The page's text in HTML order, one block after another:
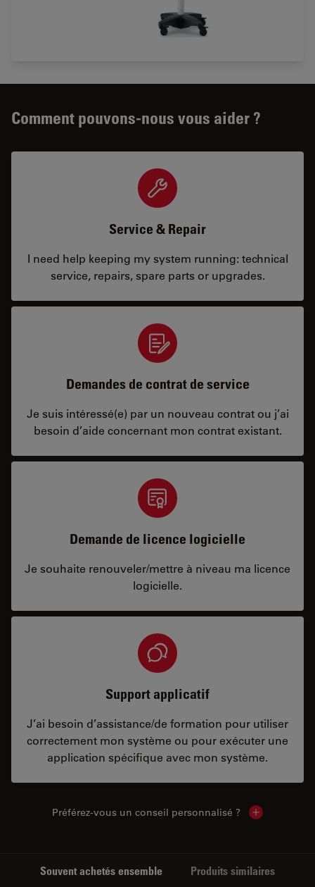
Comment pouvons-nous vous aider ?
Service & Repair
I need help keeping my system running: technical
service, repairs, spare parts or upgrades.
Demandes de contrat de service
Je suis intéressé(e) par un nouveau contrat ou j’ai
besoin d’aide concernant mon contrat existant.
Demande de licence logicielle
Je souhaite renouveler/mettre à niveau ma licence
logicielle.
Support applicatif
J’ai besoin d’assistance/de formation pour utiliser
correctement mon système ou pour exécuter une
application spécifique avec mon système.
Préférez-vous un conseil personnalisé ? Show local
Souvent achetés ensemble Produits similaires